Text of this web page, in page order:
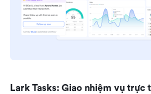
Lark Tasks: Giao nhiệm vụ trực